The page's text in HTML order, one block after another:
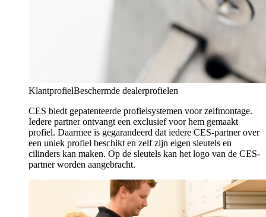
KlantprofielBeschermde dealerprofielen
CES biedt gepatenteerde profielsystemen voor zelfmontage.
Iedere partner ontvangt een exclusief voor hem gemaakt
profiel. Daarmee is gegarandeerd dat iedere CES-partner over
een uniek profiel beschikt en zelf zijn eigen sleutels en
cilinders kan maken. Op de sleutels kan het logo van de CES-
partner worden aangebracht.